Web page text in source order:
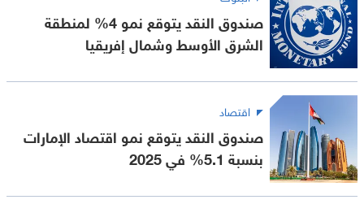
صندوق النقد يتوقع نمو 4% لمنطقة
الشرق الأوسط وشمال إفريقيا
اقتصاد
صندوق النقد يتوقع نمو اقتصاد الإمارات
بنسبة 5.1% في 2025